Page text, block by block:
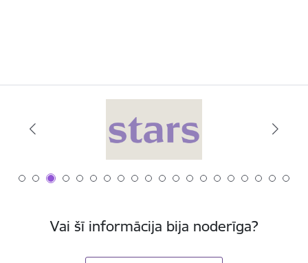
Vai šī informācija bija noderīga?